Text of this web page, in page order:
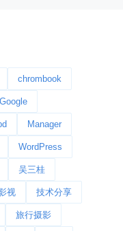
chrombook
Google
Manager
WordPress
吴三桂
视 技术分享
旅行摄影